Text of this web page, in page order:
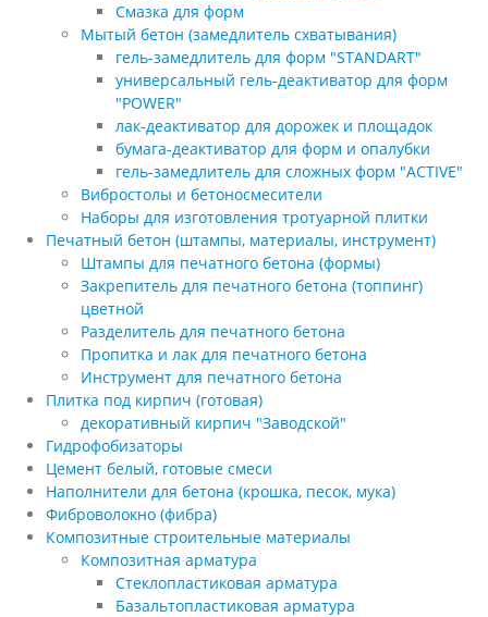
Смазка для форм
Мытый бетон (замедлитель схватывания)
гель-замедлитель для форм "STANDART"
универсальный гель-деактиватор для форм
"POWER"
лак-деактиватор для дорожек и площадок
бумага-деактиватор для форм и опалубки
гель-замедлитель для сложных форм "ACTIVE"
Вибростолы и бетоносмесители
Наборы для изготовления тротуарной плитки
Печатный бетон (штампы, материалы, инструмент)
Штампы для печатного бетона (формы)
Закрепитель для печатного бетона (топпинг)
цветной
Разделитель для печатного бетона
Пропитка и лак для печатного бетона
Инструмент для печатного бетона
Плитка под кирпич (готовая)
декоративный кирпич "Заводской"
Гидрофобизаторы
Цемент белый, готовые смеси
Наполнители для бетона (крошка, песок, мука)
Фиброволокно (фибра)
Композитные строительные материалы
Композитная арматура
Стеклопластиковая арматура
Базальтопластиковая арматура